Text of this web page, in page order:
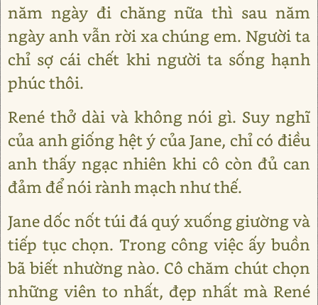
năm ngày đi chăng nữa thì sau năm
ngày anh vẫn rời xa chúng em. Người ta
chỉ sợ cái chết khi người ta sống hạnh
phúc thôi.
René thở dài và không nói gì. Suy nghĩ
của anh giống hệt ý của Jane, chỉ có điều
anh thấy ngạc nhiên khi cô còn đủ can
đảm để nói rành mạch như thế.
Jane dốc nốt túi đá quý xuống giường và
tiếp tục chọn. Trong công việc ấy buồn
bã biết nhường nào. Cô chăm chút chọn
những viên to nhất, đẹp nhất mà René